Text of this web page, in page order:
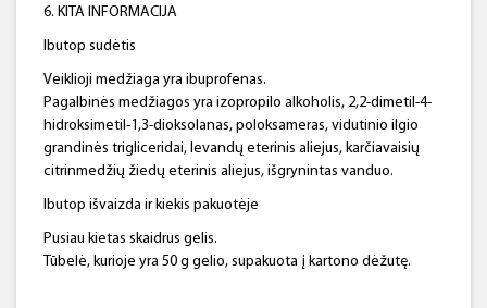
6. KITA INFORMACIJA
Ibutop sudėtis
Veiklioji medžiaga yra ibuprofenas.
Pagalbinės medžiagos yra izopropilo alkoholis, 2,2-dimetil-4-
hidroksimetil-1,3-dioksolanas, poloksameras, vidutinio ilgio
grandinės trigliceridai, levandų eterinis aliejus, karčiavaisių
citrinmedžių žiedų eterinis aliejus, išgrynintas vanduo.
Ibutop išvaizda ir kiekis pakuotėje
Pusiau kietas skaidrus gelis.
Tūbelė, kurioje yra 50 g gelio, supakuota į kartono dėžutę.